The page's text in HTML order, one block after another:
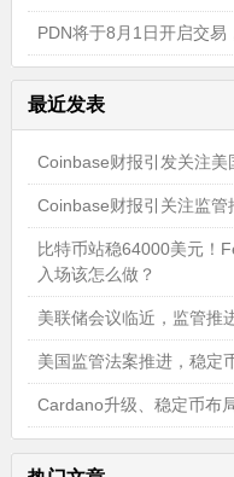
PDN将于8月1日开启交易
最近发表
Coinbase财报引发关注
Coinbase财报引关注监
比特币站稳64000美元！
入场该怎么做？
美联储会议临近，监管推
美国监管法案推进，稳定
Cardano升级、稳定币布